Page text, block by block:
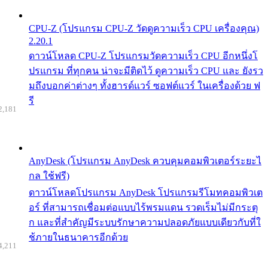
CPU-Z (โปรแกรม CPU-Z วัดดูความเร็ว CPU เครื่องคุณ)
2.20.1
ดาวน์โหลด CPU-Z โปรแกรมวัดความเร็ว CPU อีกหนึ่งโ
ปรแกรม ที่ทุกคน น่าจะมีติดไว้ ดูความเร็ว CPU และ ยังรว
มถึงบอกค่าต่างๆ ทั้งฮารด์แวร์ ซอฟต์แวร์ ในเครื่องด้วย ฟ
รี
AnyDesk (โปรแกรม AnyDesk ควบคุมคอมพิวเตอร์ระยะไ
กล ใช้ฟรี)
ดาวน์โหลดโปรแกรม AnyDesk โปรแกรมรีโมทคอมพิวเต
อร์ ที่สามารถเชื่อมต่อแบบไร้พรมแดน รวดเร็มไม่มีกระตุ
ก และที่สำคัญมีระบบรักษาความปลอดภัยแบบเดียวกับที่ใ
ช้ภายในธนาคารอีกด้วย